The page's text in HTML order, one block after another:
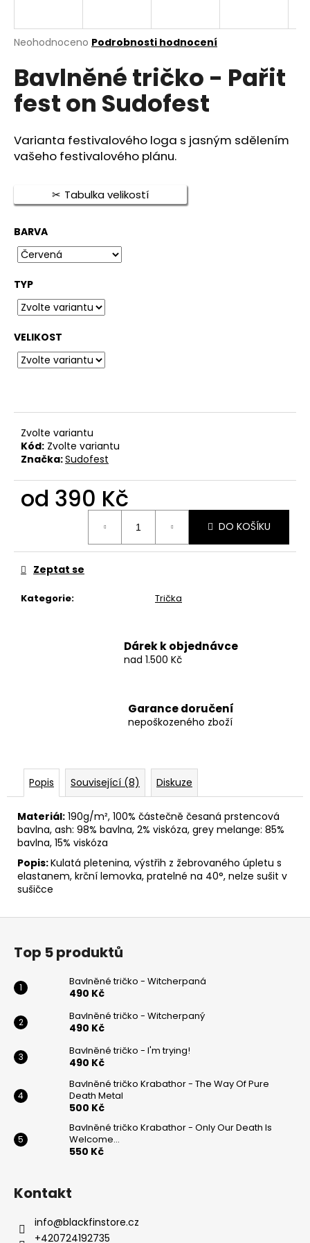
Průměrné
produktu
je
0,0
hvězdiček.
Neohodnoceno Podrobnosti hodnocení
Bavlněné tričko - Pařit
fest on Sudofest
Varianta festivalového loga s jasným sdělením
vašeho festivalového plánu.
Tabulka velikostí
BARVA
TYP
VELIKOST
Zvolte variantu
Kód: Zvolte variantu
Značka:Sudofest
od 390 Kč
DO KOŠÍKU
Kategorie: Trička
Zeptat se
Dárek k objednávce
nad 1.500 Kč
Garance doručení
nepoškozeného zboží
Popis Související (8) Diskuze
Materiál: 190g/m², 100% částečně česaná prstencová
bavlna, ash: 98% bavlna, 2% viskóza, grey melange: 85%
bavlna, 15% viskóza
Popis:Kulatá pletenina, výstřih z žebrovaného úpletu s
elastanem, krční lemovka, pratelné na 40°, nelze sušit v
sušičce
j
í
t
?
HLEDAT
o
p
o
r
u
č
j
e
m
BAVLNĚNÉ
TRIČKO
WITCHERPANÝ
490
Kč
Z
Top 5 produktů
Bavlněné tričko - Witcherpaná
490 Kč
Bavlněné tričko - Witcherpaný
490 Kč
Bavlněné tričko - I'm trying!
490 Kč
Bavlněné tričko Krabathor - The Way Of Pure
Death Metal
500 Kč
Bavlněné tričko Krabathor - Only Our Death Is
Welcome...
550 Kč
Kontakt
info@blackfinstore.cz
+420724192735